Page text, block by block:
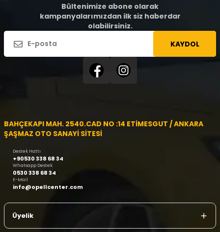
Bültenimize abone olarak
kampanyalarımızdan ilk siz haberdar
olabilirsiniz.
KAYDOL
BAHÇEKAPI MAH. 2540.CAD NO :14 ETİMESGUT / ANKARA
ŞAŞMAZ OTO SANAYİ SİTESİ
Destek Hattı
+90530 338 68 34
Whatsapp Destek
0530 338 68 34
E-Mail
info@opellcenter.com
Üyelik